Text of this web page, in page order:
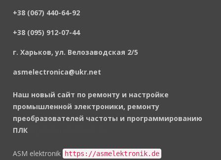
+38 (067) 440-64-92
+38 (095) 912-07-44
г. Харьков, ул. Велозаводская 2/5
asmelectronica@ukr.net
Наш новый сайт по ремонту и настройке
промышленной электроники, ремонту
преобразователей частоты и программированию
ПЛК
ASM elektronik https://asmelektronik.de